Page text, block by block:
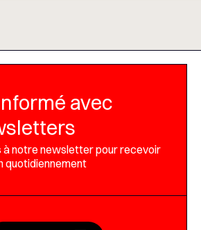
avec
à notre newsletter pour recevoir
quotidiennement